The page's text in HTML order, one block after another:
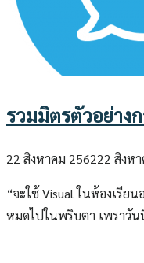
รวมมิตรตัวอย่าง
22 สิงหาคม 256222 สิงห
“จะใช้ Visual ในห้องเรีย
หมดไปในพริบตา เพราวัน